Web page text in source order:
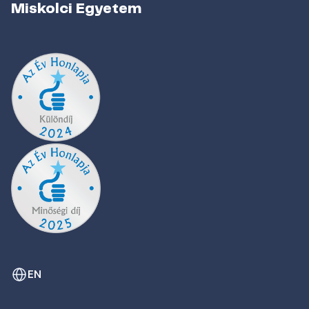
Miskolci Egyetem
EN